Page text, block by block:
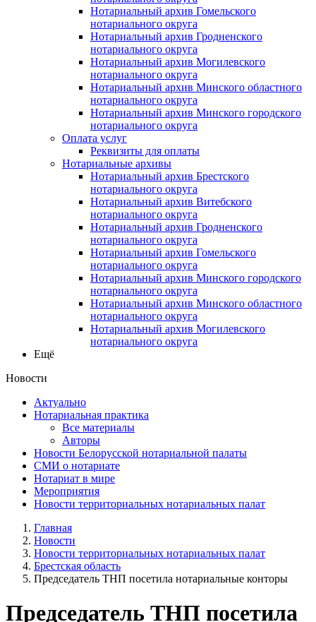
Нотариальный архив Гомельского
нотариального округа
Нотариальный архив Гродненского
нотариального округа
Нотариальный архив Могилевского
нотариального округа
Нотариальный архив Минского областного
нотариального округа
Нотариальный архив Минского городского
нотариального округа
Оплата услуг
Реквизиты для оплаты
Нотариальные архивы
Нотариальный архив Брестского
нотариального округа
Нотариальный архив Витебского
нотариального округа
Нотариальный архив Гродненского
нотариального округа
Нотариальный архив Гомельского
нотариального округа
Нотариальный архив Минского городского
нотариального округа
Нотариальный архив Минского областного
нотариального округа
Нотариальный архив Могилевского
нотариального округа
Ещё
Новости
Актуально
Нотариальная практика
Все материалы
Авторы
Новости Белорусской нотариальной палаты
СМИ о нотариате
Нотариат в мире
Мероприятия
Новости территориальных нотариальных палат
Главная
Новости
Новости территориальных нотариальных палат
Брестская область
Председатель ТНП посетила нотариальные конторы
Председатель ТНП посетила